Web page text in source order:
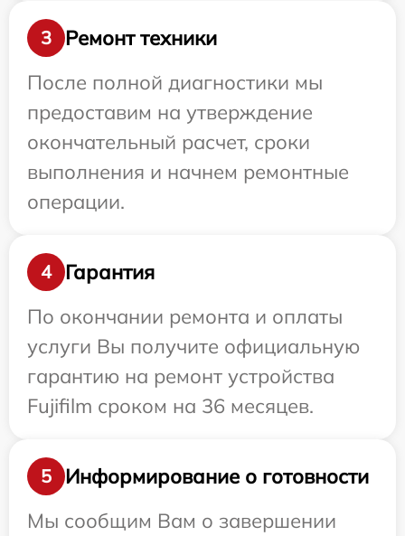
3
Ремонт техники
После полной диагностики мы
предоставим на утверждение
окончательный расчет, сроки
выполнения и начнем ремонтные
операции.
4
Гарантия
По окончании ремонта и оплаты
услуги Вы получите официальную
гарантию на ремонт устройства
Fujifilm сроком на 36 месяцев.
5
Информирование о готовности
Мы сообщим Вам о завершении